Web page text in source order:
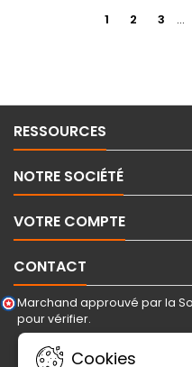
1 2 3 …
RESSOURCES
NOTRE SOCIÉTÉ
VOTRE COMPTE
CONTACT
Cookies
Marchand approuvé par la
pour vérifier.
LETTRE